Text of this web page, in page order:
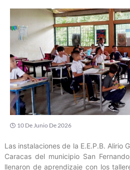
10 De Junio De 2026
Las instalaciones de la E.E.P.B. Alirio
Caracas del municipio San
llenaron de aprendizaje con los